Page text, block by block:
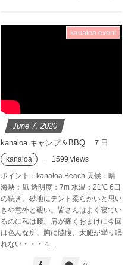
kanaloa event
June 7,2020
kanaloa キャンプ＆BBQ ７日
kanaloa 1599 views
ポイント：kanaloa Beach 天候：晴
海峡：凪 透明度：7m 水温：21℃ 6日
の続き。砂地にテント柔らかいと思い
きや意外と硬い。皆さんはよく寝てい
るのに私は腰、肩が痛くおまけに今回
は色んな所、胸に脇腹、太腿が攣り眠
れない・・・４...